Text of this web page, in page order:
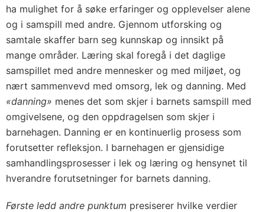
ha mulighet for å søke erfaringer og opplevelser alene
og i samspill med andre. Gjennom utforsking og
samtale skaffer barn seg kunnskap og innsikt på
mange områder. Læring skal foregå i det daglige
samspillet med andre mennesker og med miljøet, og
nært sammenvevd med omsorg, lek og danning. Med
«danning» menes det som skjer i barnets samspill med
omgivelsene, og den oppdragelsen som skjer i
barnehagen. Danning er en kontinuerlig prosess som
forutsetter refleksjon. I barnehagen er gjensidige
samhandlingsprosesser i lek og læring og hensynet til
hverandre forutsetninger for barnets danning.
Første ledd andre punktum presiserer hvilke verdier